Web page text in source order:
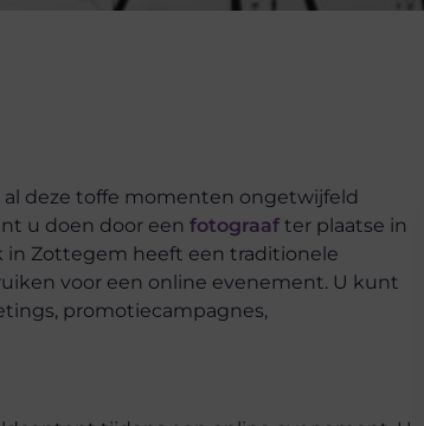
deze toffe momenten ongetwijfeld
u doen door een fotograaf ter plaatse in
in Zottegem heeft een traditionele
voor een online evenement. U kunt
promotiecampagnes,